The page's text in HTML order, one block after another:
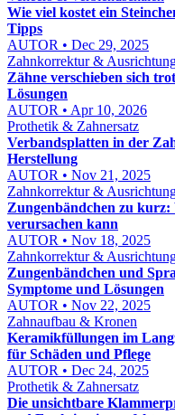
Wie viel kostet ein
Tipps
AUTOR • Dec 29, 2025
Zahnkorrektur &
Zähne verschieben sich
Lösungen
AUTOR • Apr 10, 2026
Prothetik & Zahnersatz
Verbandsplatten in der
Herstellung
AUTOR • Nov 21, 2025
Zahnkorrektur &
Zungenbändchen zu kurz:
verursachen kann
AUTOR • Nov 18, 2025
Zahnkorrektur &
Zungenbändchen und
Symptome und Lösungen
AUTOR • Nov 22, 2025
Zahnaufbau & Kronen
Keramikfüllungen im
für Schäden und Pflege
AUTOR • Dec 24, 2025
Prothetik & Zahnersatz
Die unsichtbare